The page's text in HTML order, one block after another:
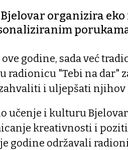
organizira
ove godine, sada već
radionicu "Tebi na dar"
i uljepšati njihov
učenje i kulturu
kreativnosti i
godine održavali